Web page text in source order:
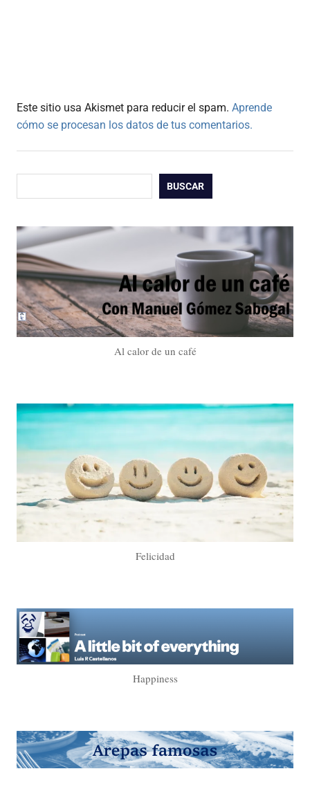
Este sitio usa Akismet para reducir el spam. Aprende
cómo se procesan los datos de tus comentarios.
BUSCAR
Al calor de un café
Felicidad
Happiness